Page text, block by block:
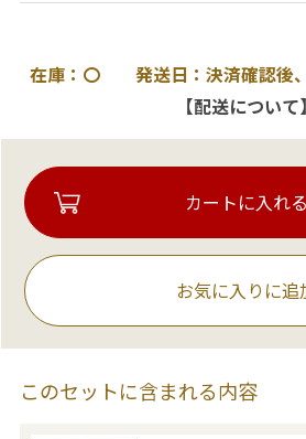
在庫：〇 発送日：決済確認後
【配送について】
お気に入りに追
このセットに含まれる内容